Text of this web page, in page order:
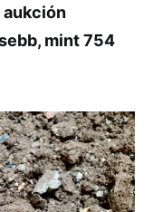
aukción
mint 754